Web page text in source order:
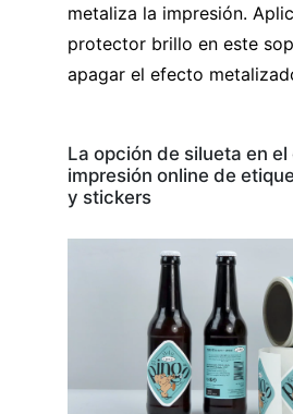
metaliza la impresión.
protector brillo en este
apagar el efecto
La opción de silueta en
impresión online de
y stickers